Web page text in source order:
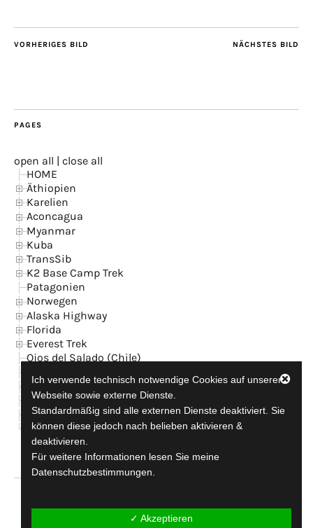
NÄCHSTES BILD
VORHERIGES BILD
PAGES
open all | close all
HOME
Äthiopien
Karelien
Aconcagua
Myanmar
Kuba
TransSib
K2 Base Camp Trek
Patagonien
Norwegen
Alaska Highway
Florida
Everest Trek
Ojos del Salado (Chile)
News
Kontakt + GB
Datenschutzerklärung
Impressum
travel-addicted since 1990
Ich verwende technisch notwendige Cookies auf unserer
Webseite sowie externe Dienste.
Standardmäßig sind alle externen Dienste deaktiviert. Sie
können diese jedoch nach belieben aktivieren &
deaktivieren.
Für weitere Informationen lesen Sie meine
Datenschutzbestimmungen.
✓ Akzeptieren